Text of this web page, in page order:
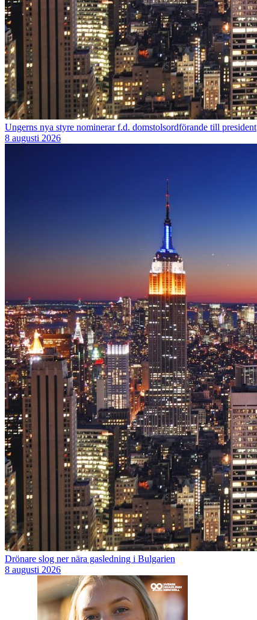
Ungerns nya styre nominerar f.d. domstolsordförande till president
8 augusti 2026
Drönare slog ner nära gasledning i Bulgarien
8 augusti 2026